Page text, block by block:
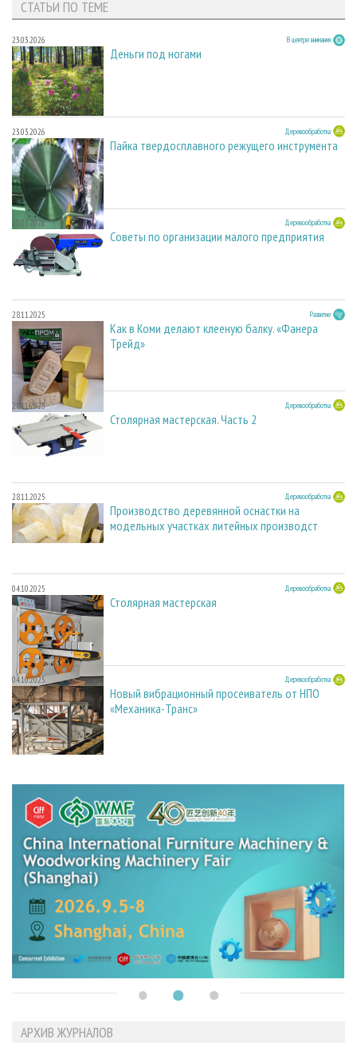
СТАТЬИ ПО ТЕМЕ
23.03.2026 В центре внимания
Деньги под ногами
23.03.2026 Деревообработка
Пайка твердосплавного режущего инструмента
23.03.2026 Деревообработка
Советы по организации малого предприятия
28.11.2025 Развитие
Как в Коми делают клееную балку. «Фанера
Трейд»
28.11.2025 Деревообработка
Столярная мастерская. Часть 2
28.11.2025 Деревообработка
Производство деревянной оснастки на
модельных участках литейных производст
04.10.2025 Деревообработка
Столярная мастерская
04.10.2025 Деревообработка
Новый вибрационный просеиватель от НПО
«Механика-Транс»
АРХИВ ЖУРНАЛОВ